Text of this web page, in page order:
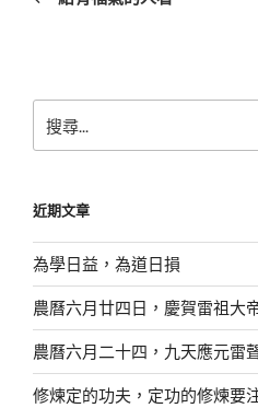
導
尋
字:
近期文章
為學日益，為道日損
農曆六月廿四日，慶賀雷祖大
農曆六月二十四，九天應元雷
修煉定的功夫，定功的修煉要